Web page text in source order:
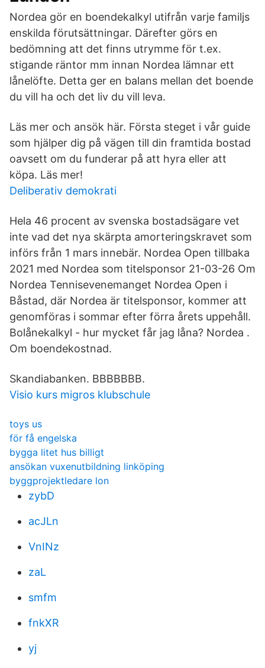
Nordea gör en boendekalkyl utifrån varje familjs
enskilda förutsättningar. Därefter görs en
bedömning att det finns utrymme för t.ex.
stigande räntor mm innan Nordea lämnar ett
lånelöfte. Detta ger en balans mellan det boende
du vill ha och det liv du vill leva.
Läs mer och ansök här. Första steget i vår guide
som hjälper dig på vägen till din framtida bostad
oavsett om du funderar på att hyra eller att
köpa. Läs mer!
Deliberativ demokrati
Hela 46 procent av svenska bostadsägare vet
inte vad det nya skärpta amorteringskravet som
införs från 1 mars innebär. Nordea Open tillbaka
2021 med Nordea som titelsponsor 21-03-26 Om
Nordea Tennisevenemanget Nordea Open i
Båstad, där Nordea är titelsponsor, kommer att
genomföras i sommar efter förra årets uppehåll.
Bolånekalkyl - hur mycket får jag låna? Nordea .
Om boendekostnad.
Skandiabanken. BBBBBBB.
Visio kurs migros klubschule
toys us
för få engelska
bygga litet hus billigt
ansökan vuxenutbildning linköping
byggprojektledare lon
zybD
acJLn
VnINz
zaL
smfm
fnkXR
yj